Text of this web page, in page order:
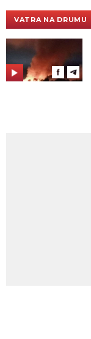
VATRA NA DRUMU